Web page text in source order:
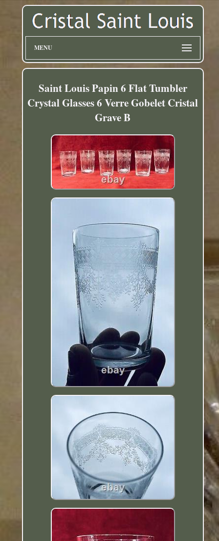
MENU
Saint Louis Papin 6 Flat Tumbler
Crystal Glasses 6 Verre Gobelet Cristal
Grave B